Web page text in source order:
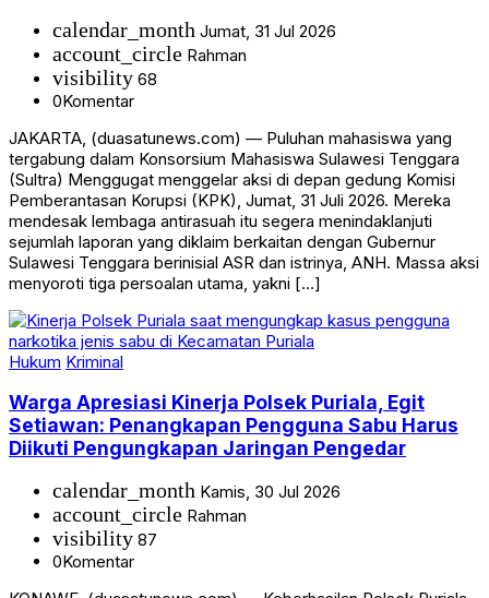
calendar_month Jumat, 31 Jul 2026
account_circle Rahman
visibility 68
0Komentar
JAKARTA, (duasatunews.com) — Puluhan mahasiswa yang
tergabung dalam Konsorsium Mahasiswa Sulawesi Tenggara
(Sultra) Menggugat menggelar aksi di depan gedung Komisi
Pemberantasan Korupsi (KPK), Jumat, 31 Juli 2026. Mereka
mendesak lembaga antirasuah itu segera menindaklanjuti
sejumlah laporan yang diklaim berkaitan dengan Gubernur
Sulawesi Tenggara berinisial ASR dan istrinya, ANH. Massa aksi
menyoroti tiga persoalan utama, yakni […]
Hukum Kriminal
Warga Apresiasi Kinerja Polsek Puriala, Egit
Setiawan: Penangkapan Pengguna Sabu Harus
Diikuti Pengungkapan Jaringan Pengedar
calendar_month Kamis, 30 Jul 2026
account_circle Rahman
visibility 87
0Komentar